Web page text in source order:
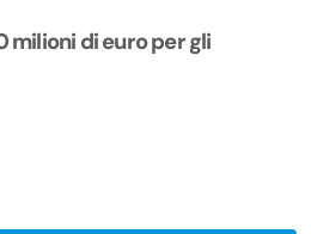
milioni di euro per gli